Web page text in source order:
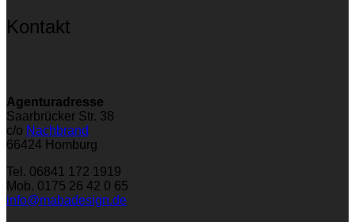
Kontakt
Agenturadresse
Saarbrücker Str. 38
c/o Nachbrand
66424 Homburg
Tel. 06841 172 1919
Mob. 0175 26 42 0 65
info@mabadesign.de